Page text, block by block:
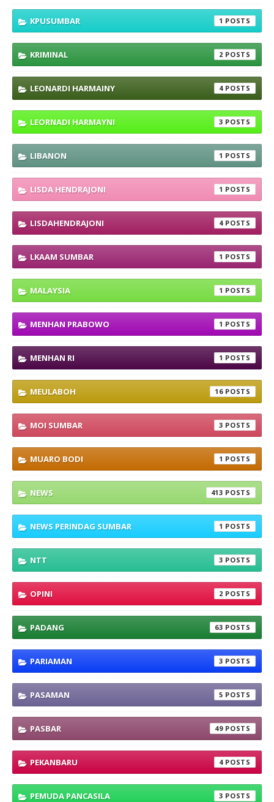
KPUSUMBAR 1
KRIMINAL 2
LEONARDI HARMAINY 4
LEORNADI HARMAYNI 3
LIBANON 1
LISDA HENDRAJONI 1
LISDAHENDRAJONI 4
LKAAM SUMBAR 1
MALAYSIA 1
MENHAN PRABOWO 1
MENHAN RI 1
MEULABOH 16
MOI SUMBAR 3
MUARO BODI 1
NEWS 413
NEWS PERINDAG SUMBAR 1
NTT 3
OPINI 2
PADANG 63
PARIAMAN 3
PASAMAN 5
PASBAR 49
PEKANBARU 4
PEMUDA PANCASILA 3